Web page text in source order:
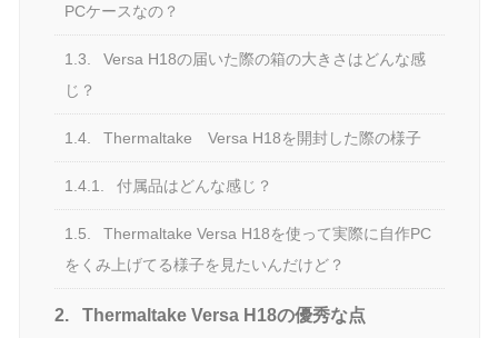
PCケースなの？
1.3.
Versa H18の届いた際の箱の大きさはどんな感
じ？
1.4. Thermaltake Versa H18を開封した際の様子
1.4.1. 付属品はどんな感じ？
1.5.
Thermaltake Versa H18を使って実際に自作PC
をくみ上げてる様子を見たいんだけど？
2. Thermaltake Versa H18の優秀な点